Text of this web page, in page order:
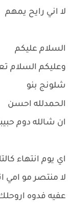
لا اني رايح يمهم
السلام عليكم
وعليكم السلام
شلونج بنو
الحمدلله احسن
ان شالله دوم
اي يوم انتهاء
لا منتصر مو امي
عفيه فدوه